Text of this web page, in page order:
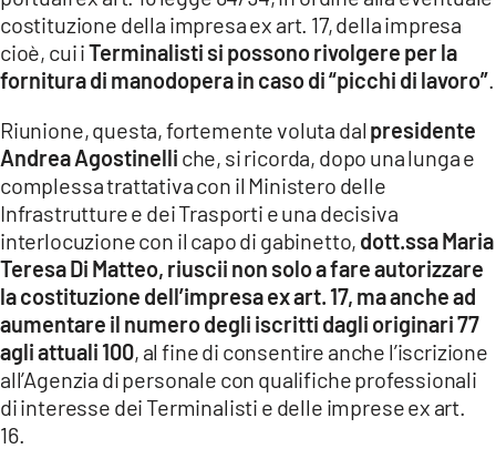
LACTV.IT
LACONAIR.IT
ILREGGINO.IT
COSENZACHANNEL.IT
ILVIBONESE.IT
CATANZAROCHANNEL.IT
LACAPITALENEWS.IT
App
costituzione della impresa ex art. 17, della impresa
cioè, cui iTerminalisti si possono rivolgere per la
fornitura di manodopera in caso di “picchi di lavoro”
Riunione, questa, fortemente voluta dal presidente
Andrea Agostinelli che, si ricorda, dopo una lunga e
complessa trattativa con il Ministero delle
Infrastrutture e dei Trasporti e una decisiva
interlocuzione con il capo di gabinetto, dott.ssa Maria
Teresa Di Matteo, riuscii non solo a fare autorizzare
la costituzione dell’impresa ex art. 17, ma anche ad
aumentare il numero degli iscritti dagli originari 77
agli attuali 100, al fine di consentire anche l’iscrizione
all’Agenzia di personale con qualifiche professionali
di interesse dei Terminalisti e delle imprese ex art.
16.